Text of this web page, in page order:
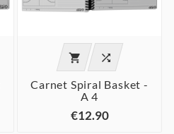
 
Carnet Spiral Basket -
A 4
€12.90